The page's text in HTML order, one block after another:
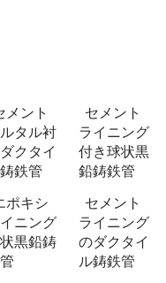
メント
タル衬
クタイ
鉄管
セメント
ライニング
付き球状黒
鉛鋳鉄管
ポキシ
ニング
黒鉛鋳
セメント
ライニング
のダクタイ
ル鋳鉄管